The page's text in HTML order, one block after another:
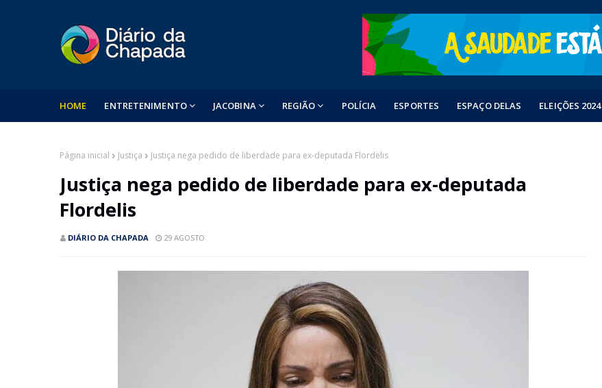
HOME ENTRETENIMENTO JACOBINA REGIÃO POLÍCIA ESPORTES ESPAÇO DELAS ELEIÇÕES 2024
Página inicial Justiça Justiça nega pedido de liberdade para ex-deputada Flordelis
Justiça nega pedido de liberdade para ex-deputada
Flordelis
DIÁRIO DA CHAPADA 29 AGOSTO